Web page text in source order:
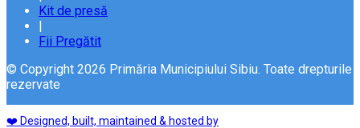
Kit de presă
|
Fii Pregătit
© Copyright 2026 Primăria Municipiului Sibiu. Toate drepturile
rezervate
❤️ Designed, built, maintained & hosted by